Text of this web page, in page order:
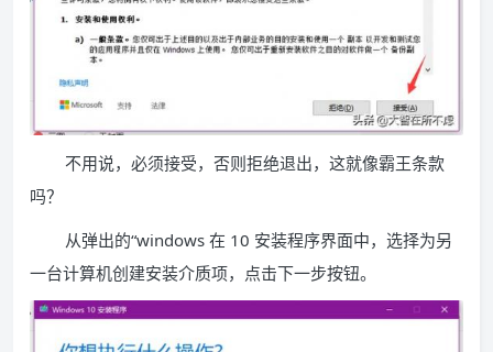
不用说，必须接受，否则拒绝退出，这就像霸王条款
吗？
从弹出的“windows 在 10 安装程序界面中，选择为另
一台计算机创建安装介质项，点击下一步按钮。